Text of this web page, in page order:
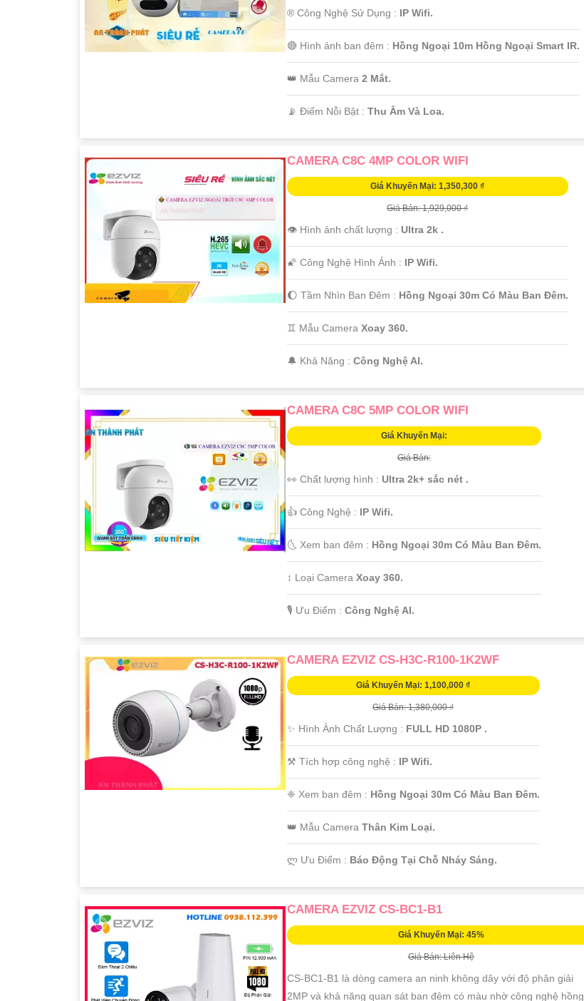
®️ Công Nghệ Sử Dụng : IP Wifi.
🔴 Hình ảnh ban đêm : Hồng Ngoại 10m Hồng Ngoại Smart IR.
👑 Mẫu Camera 2 Mắt.
️📡 Điểm Nỗi Bật : Thu Âm Và Loa.
CAMERA C8C 4MP COLOR WIFI
Giá Khuyến Mại: 1,350,300 ₫
Giá Bán: 1,929,000 ₫
👁 Hình ảnh chất lượng : Ultra 2k .
🌠 Công Nghệ Hình Ảnh : IP Wifi.
🌔 Tầm Nhìn Ban Đêm : Hồng Ngoại 30m Có Màu Ban Ðêm.
♊ Mẫu Camera Xoay 360.
️🔔 Khả Năng : Công Nghệ AI.
CAMERA C8C 5MP COLOR WIFI
Giá Khuyến Mại:
Giá Bán:
️
👀 Chất lượng hình : Ultra 2k+ sắc nét .
👍 Công Nghệ : IP Wifi.
🌜 Xem ban đêm : Hồng Ngoại 30m Có Màu Ban Ðêm.
↕️ Loại Camera Xoay 360.
️🎙 Ưu Điểm : Công Nghệ AI.
CAMERA EZVIZ CS-H3C-R100-1K2WF
Giá Khuyến Mại: 1,100,000 ₫
Giá Bán: 1,380,000 ₫
✨ Hình Ành Chất Lượng : FULL HD 1080P .
⚒ Tích hợp công nghệ : IP Wifi.
❈ Xem ban đêm : Hồng Ngoại 30m Có Màu Ban Đêm.
👑 Mẫu Camera Thân Kim Loại.
️ლ Ưu Điểm : Báo Động Tại Chỗ Nháy Sáng.
CAMERA EZVIZ CS-BC1-B1
Giá Khuyến Mại: 45%
Giá Bán: Liên Hệ
CS-BC1-B1 là dòng camera an ninh không dây với độ phân giải
2MP và khả năng quan sát ban đêm có màu nhờ công nghệ hồng